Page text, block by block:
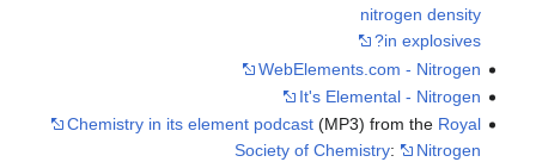
nitrogen density
in explosives?
WebElements.com - Nitrogen
It's Elemental - Nitrogen
Chemistry in its element podcast(MP3) from the Royal
Society of Chemistry:
Nitrogen